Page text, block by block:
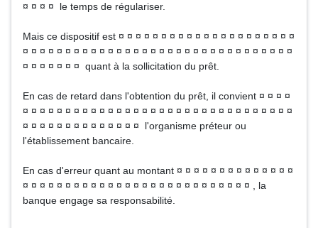
¤ ¤ ¤ ¤ le temps de régulariser.
Mais ce dispositif est ¤ ¤ ¤ ¤ ¤ ¤ ¤ ¤ ¤ ¤ ¤ ¤ ¤ ¤ ¤ ¤ ¤ ¤ ¤ ¤ ¤
¤ ¤ ¤ ¤ ¤ ¤ ¤ ¤ ¤ ¤ ¤ ¤ ¤ ¤ ¤ ¤ ¤ ¤ ¤ ¤ ¤ ¤ ¤ ¤ ¤ ¤ ¤ ¤ ¤ ¤ ¤ ¤
¤ ¤ ¤ ¤ ¤ ¤ ¤ quant à la sollicitation du prêt.
En cas de retard dans l'obtention du prêt, il convient ¤ ¤ ¤ ¤
¤ ¤ ¤ ¤ ¤ ¤ ¤ ¤ ¤ ¤ ¤ ¤ ¤ ¤ ¤ ¤ ¤ ¤ ¤ ¤ ¤ ¤ ¤ ¤ ¤ ¤ ¤ ¤ ¤ ¤ ¤ ¤
¤ ¤ ¤ ¤ ¤ ¤ ¤ ¤ ¤ ¤ ¤ ¤ ¤ ¤ l'organisme préteur ou
l'établissement bancaire.
En cas d'erreur quant au montant ¤ ¤ ¤ ¤ ¤ ¤ ¤ ¤ ¤ ¤ ¤ ¤ ¤ ¤
¤ ¤ ¤ ¤ ¤ ¤ ¤ ¤ ¤ ¤ ¤ ¤ ¤ ¤ ¤ ¤ ¤ ¤ ¤ ¤ ¤ ¤ ¤ ¤ ¤ ¤ ¤ , la
banque engage sa responsabilité.